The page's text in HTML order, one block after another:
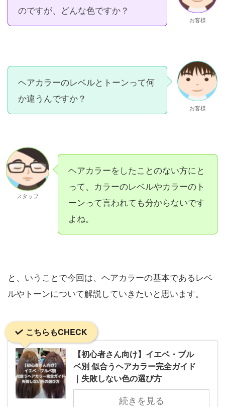
のですが、どんな色ですか？
お客様
ヘアカラーのレベルとトーンって何
か違うんですか？
お客様
スタッフ
ヘアカラーをしたことのない方にと
って、カラーのレベルやカラーのト
ーンって言われても分からないです
よね。
と、いうことで今回は、ヘアカラーの基本であるレベ
ルやトーンについて解説していきたいと思います。
こちらもCHECK
【初心者さん向け】イエベ・ブル
ベ別 似合うヘアカラー完全ガイド
｜失敗しない色の選び方
続きを見る